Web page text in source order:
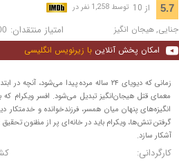
5.7 از 10 توسط 1,258 نفر در
جنایی, هیجان انگیز امتیاز منتقدان:
امکان پخش آنلاین با زیرنویس انگلیسی
زمانی که دیویای ۲۴ ساله مرده پیدا
معمای قتل هیجان‌انگیز تبدیل می‌شود. افسر ویکرام که
انگیزه‌های پنهان میان همسر، فرزندخوانده و
گرفتن تنش‌ها، ویکرام باید در خانه‌ای پر از مظنون
آشکار سازد.
کارگردانی: